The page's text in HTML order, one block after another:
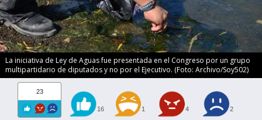
La iniciativa de Ley de Aguas fue presentada en el Congreso por un grupo
multipartidario de diputados y no por el Ejecutivo. (Foto: Archivo/Soy502)
23
16 1 4 2